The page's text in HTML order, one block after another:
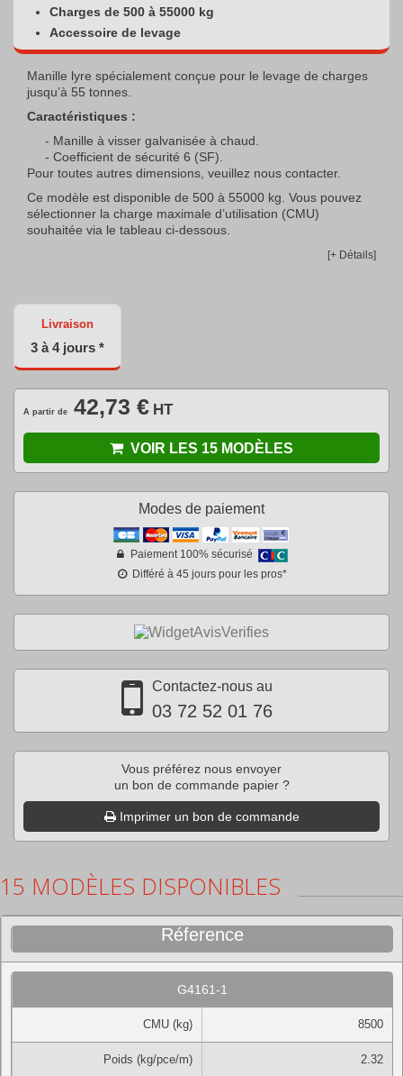
Charges de 500 à 55000 kg
Accessoire de levage
Manille lyre spécialement conçue pour le levage de charges
jusqu’à 55 tonnes.
Caractéristiques :
Manille à visser galvanisée à chaud.
Coefficient de sécurité 6 (SF).
Pour toutes autres dimensions, veuillez nous contacter.
Ce modèle est disponible de 500 à 55000 kg. Vous pouvez
sélectionner la charge maximale d’utilisation (CMU)
souhaitée via le tableau ci-dessous.
[+ Détails]
Livraison
3 à 4 jours *
A partir de 42,73 € HT
VOIR LES 15 MODÈLES
Modes de paiement
Paiement 100% sécurisé
Différé à 45 jours pour les pros*
Contactez-nous au
03 72 52 01 76
Vous préférez nous envoyer
un bon de commande papier ?
Imprimer un bon de commande
15 MODÈLES DISPONIBLES
Réference
G4161-1
CMU (kg) 8500
Poids (kg/pce/m) 2.32